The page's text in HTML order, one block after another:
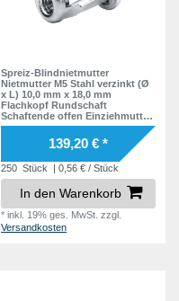
Spreiz-Blindnietmutter
Nietmutter M5 Stahl verzinkt (Ø
x L) 10,0 mm x 18,0 mm
Flachkopf Rundschaft
Schaftende offen Einziehmutter
Einnietmuttern - GO-FOUR
139,20 € *
250 Stück | 0,56 € / Stück
In den Warenkorb
*inkl. 19% ges. MwSt. zzgl.
Versandkosten